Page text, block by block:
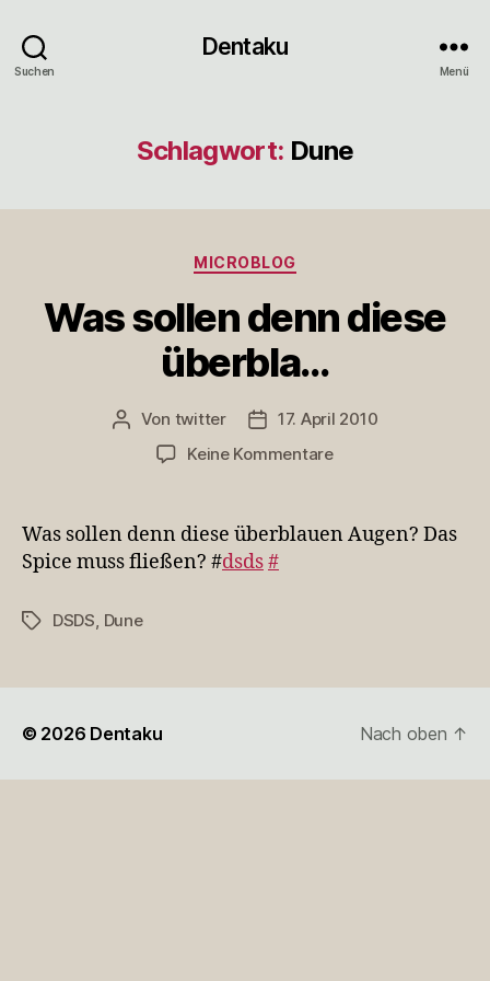
Suchen
Dentaku
Menü
Schlagwort: Dune
Kategorien
MICROBLOG
Was sollen denn diese
überbla…
Beitragsautor
Von twitter Veröffentlichungsdatum
17. April 2010
Keine Kommentarezu
denn
diese
Was sollen denn diese überblauen Augen? Das
Spice muss fließen? #dsds#
Schlagwörter
DSDS Dune
© 2026 Dentaku Nach oben ↑